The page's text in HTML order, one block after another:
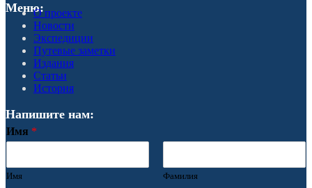
Меню:О проекте
Новости
Экспедиции
Путевые заметки
Издания
Статьи
История
Напишите нам:
Имя *
Имя Фамилия